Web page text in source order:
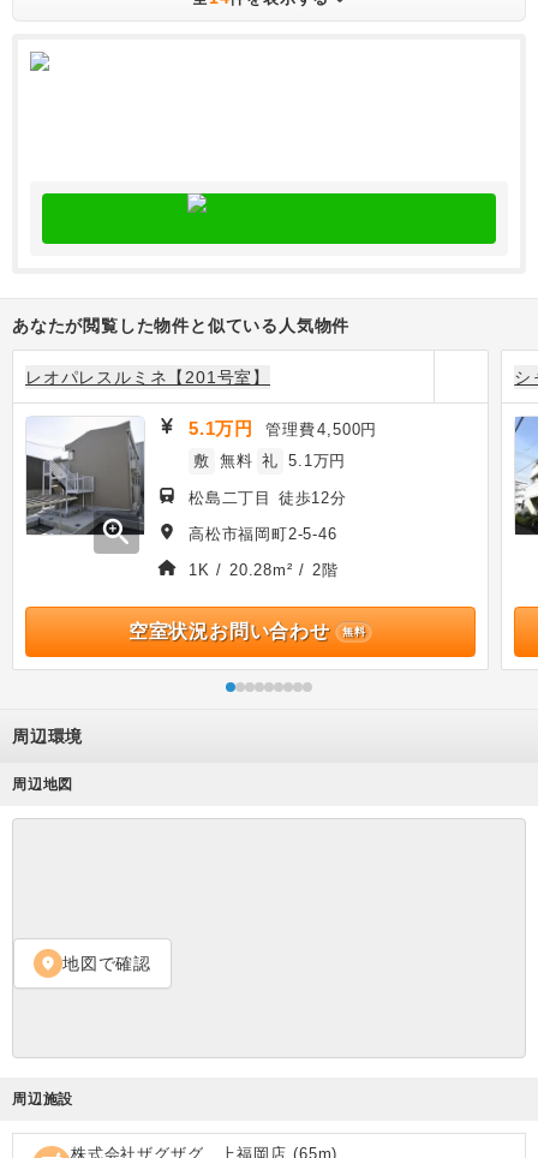
あなたが閲覧した物件と似ている人気物件
レオパレスルミネ【201号室】
zoom_in
5.1万円 管理費4,500円
敷 無料 礼 5.1万円
松島二丁目 徒歩12分
高松市福岡町2-5-46
1K / 20.28m² / 2階
空室状況お問い合わせ 無料
シ
周辺環境
周辺地図
location_on 地図で確認
周辺施設
株式会社ザグザグ 上福岡店 (65m)